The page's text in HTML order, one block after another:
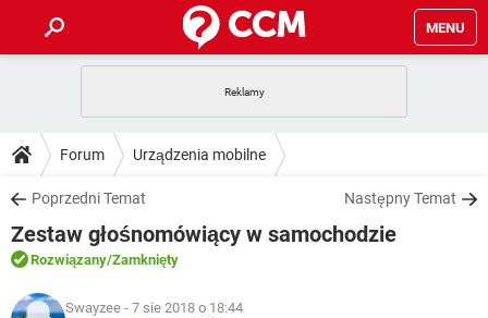
MENU
GRY WHATSAPP
SPOTIFY
INSTAGRAM FACEBOOK
WINDOWS 10
PORADY
PlayStation TIKTOK
SPOTIFY
INSTAGRAM
DO POBRANIA
ANDROID TIKTOK
GRY
IOS
FORUM
COVID-19
ARTYKUŁY
Forum Urządzenia mobilne
Poprzedni Temat Następny Temat
Zestaw głośnomówiący w samochodzie
Rozwiązany/Zamknięty
Swayzee - 7 sie 2018 o 18:44